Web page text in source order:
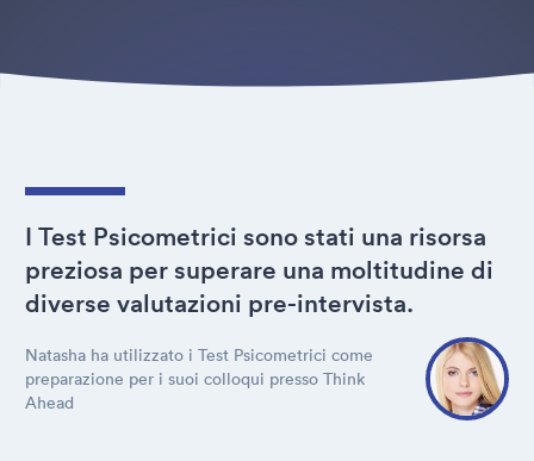
I Test Psicometrici sono stati una risorsa
preziosa per superare una moltitudine di
diverse valutazioni pre-intervista.
Natasha ha utilizzato i Test Psicometrici come
preparazione per i suoi colloqui presso Think
Ahead